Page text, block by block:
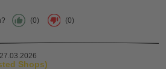
(0) (0)
Shops)